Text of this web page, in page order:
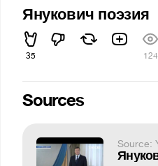
Янукович поэзия
35 124
Sources
Source: